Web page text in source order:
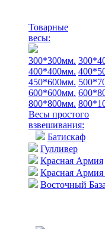
Товарные
весы:
300*300мм.
400*400мм.
450*600мм.
600*600мм.
800*800мм.
Весы простого
взвешивания:
Батискаф
Гулливер
Красная Армия
Красная
Восточный